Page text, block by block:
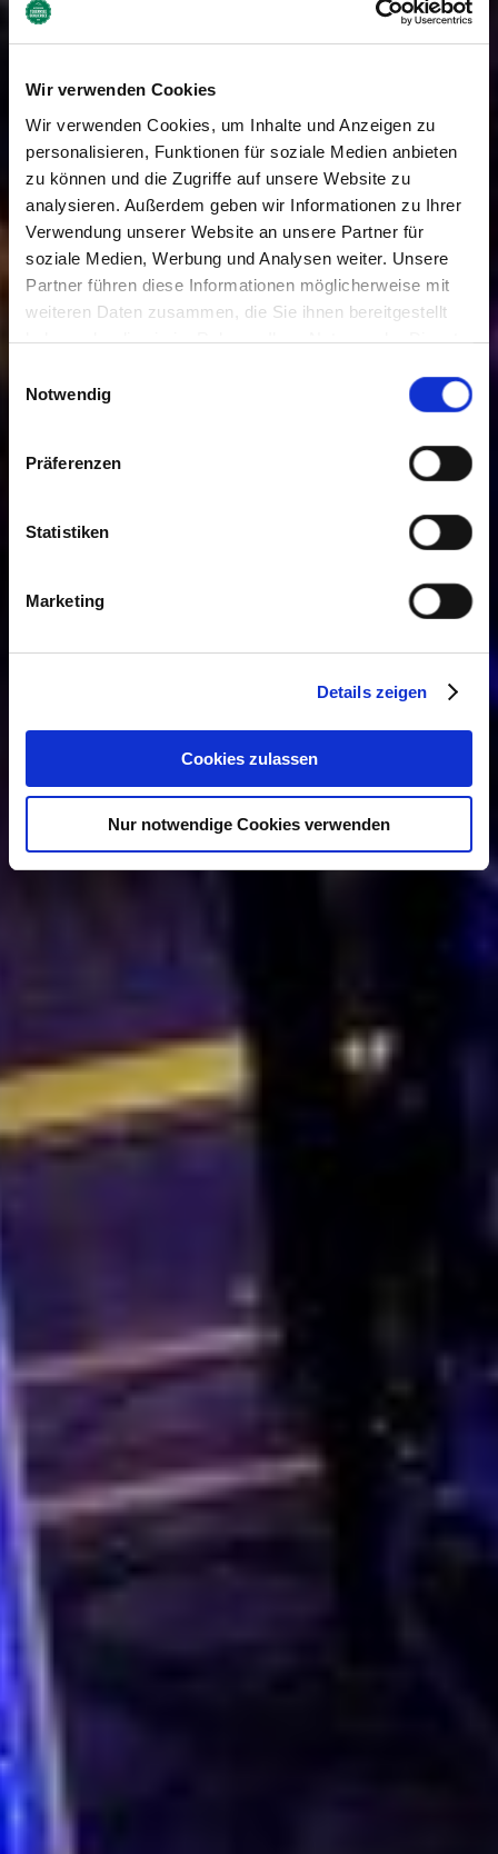
Wir verwenden Cookies
Wir verwenden Cookies, um Inhalte und Anzeigen zu
personalisieren, Funktionen für soziale Medien anbieten
zu können und die Zugriffe auf unsere Website zu
analysieren. Außerdem geben wir Informationen zu Ihrer
Verwendung unserer Website an unsere Partner für
soziale Medien, Werbung und Analysen weiter. Unsere
Partner führen diese Informationen möglicherweise mit
weiteren Daten zusammen, die Sie ihnen bereitgestellt
haben oder die sie im Rahmen Ihrer Nutzung der Dienste
Cookies, wenn Sie unsere Webseite weiterhin nutzen.
Notwendig
Präferenzen
Statistiken
Marketing
Details zeigen
Cookies zulassen
Nur notwendige Cookies verwenden